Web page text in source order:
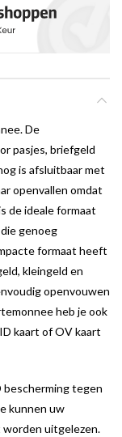
De
pasjes, briefgeld
is afsluitbaar met
openvallen omdat
de ideale formaat
genoeg
formaat heeft
kleingeld en
openvouwen
heb je ook
kaart of OV kaart
bescherming tegen
kunnen uw
worden uitgelezen.